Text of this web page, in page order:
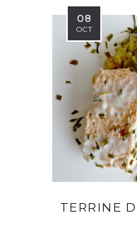
08
OCT
TERRINE